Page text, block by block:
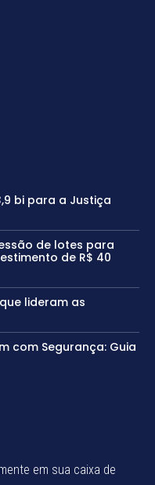
bi para a Justiça
de lotes para
de R$ 40
lideram as
com Segurança: Guia
em sua caixa de